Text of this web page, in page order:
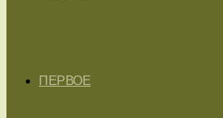
ПЕРВОЕ